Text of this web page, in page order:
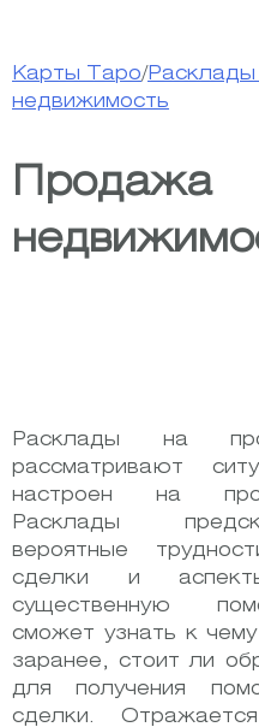
Карты Таро/
недвижимость
Продажа
Расклады на
рассматривают
настроен на
Расклады
вероятные
сделки и
существенную
сможет узнать к
заранее, стоит ли
для получения
сделки.